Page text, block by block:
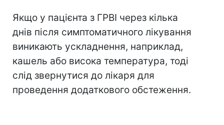
Якщо у пацієнта з ГРВІ через кілька
днів після симптоматичного лікування
виникають ускладнення, наприклад,
кашель або висока температура, тоді
слід звернутися до лікаря для
проведення додаткового обстеження.